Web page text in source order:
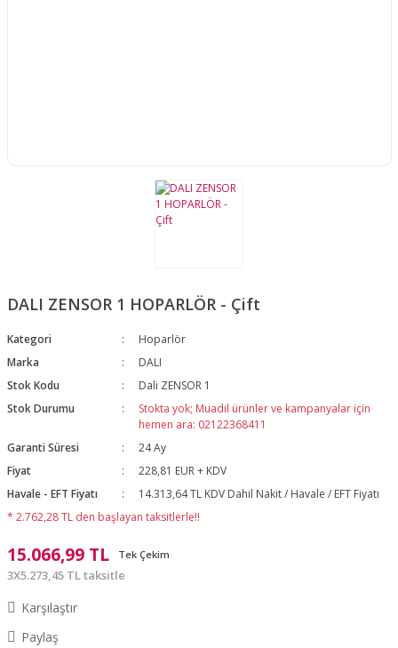
DALI ZENSOR 1 HOPARLÖR - Çift
Kategori
Hoparlör
Marka
DALI
Stok Kodu
Dali ZENSOR 1
Stok Durumu
Stokta yok; Muadil ürünler ve kampanyalar için
hemen ara: 02122368411
Garanti Süresi
24 Ay
Fiyat
228,81 EUR + KDV
Havale - EFT Fiyatı
14.313,64 TL KDV Dahil Nakit / Havale / EFT Fiyatı
* 2.762,28 TL den başlayan taksitlerle!!
15.066,99 TL Tek Çekim
3X5.273,45 TL taksitle
Karşılaştır
Paylaş